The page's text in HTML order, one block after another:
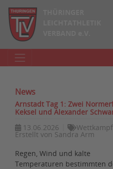
News
Arnstadt Tag 1: Zwei
Keksel und Alexander
13.06.2026
Erstellt von Sandra Arm
Regen, Wind und kalte
Temperaturen bestimmten